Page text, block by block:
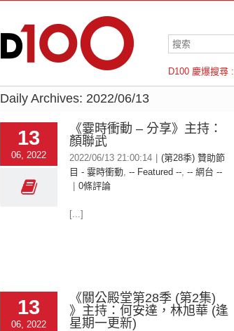
D100 慶爆搜尋 :
羅倫斯
Daily Archives: 2022/06/13
13
06, 2022
《霎時衝動 – 分享》主持：
顏聯武
2022/06/13 21:00:14
(第28季) 贊助節
目 - 霎時衝動, -- Featured --, -- 網台 --
0條評論
[...]
13
06, 2022
《關公殿堂第28季 (第2集)
》主持：何安達，林旭華 (逢
星期一更新)